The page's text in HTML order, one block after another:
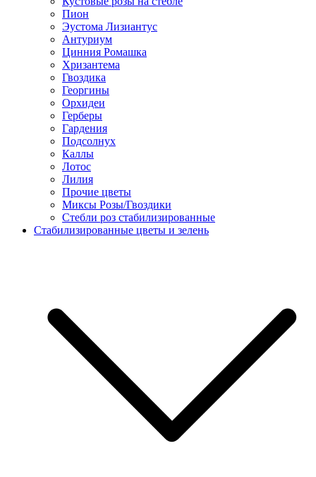
Пион
Эустома Лизиантус
Антуриум
Цинния Ромашка
Хризантема
Гвоздика
Георгины
Орхидеи
Герберы
Гардения
Подсолнух
Каллы
Лотос
Лилия
Прочие цветы
Миксы Розы/Гвоздики
Стебли роз стабилизированные
Стабилизированные цветы и зелень